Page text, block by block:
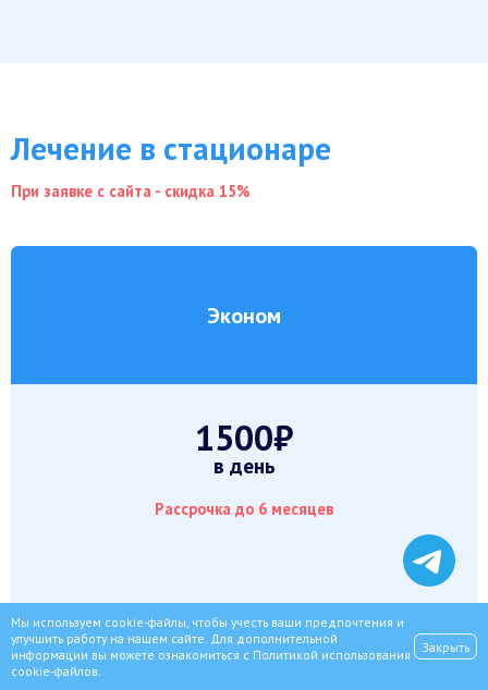
Лечение в стационаре
При заявке с сайта - скидка 15%
Эконом
1500₽
в день
Рассрочка до 6 месяцев
Мы используем cookie-файлы, чтобы учесть ваши предпочтения и
улучшить работу на нашем сайте. Для дополнительной
информации вы можете ознакомиться с Политикой использования
cookie-файлов.
Закрыть